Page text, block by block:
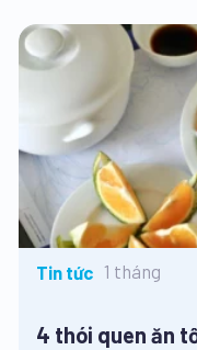
Tin tức 1 tháng
4 thói quen ăn